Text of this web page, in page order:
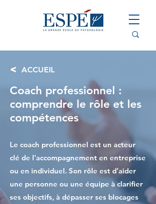
ACCUEIL
<
Coach professionnel :
comprendre le rôle et les
compétences
Le coach professionnel est un acteur
clé de l'accompagnement en entreprise
ou en individuel. Son rôle est d’aider
une personne ou une équipe à clarifier
ses objectifs, à dépasser ses blocages